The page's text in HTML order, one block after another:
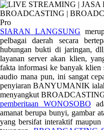
SIARAN LANGSUNG
pelbagai daerah secara
hubungan bukti di jaringan,
layanan server akan klien,
fakta informasi ke banyak klien
audio mana pun, ini sangat
penyiaran BANYUMANIK
menyangkut
pemberitaan WONOSOBO
amanat berupa bunyi, gambar
yang bersifat interaktif